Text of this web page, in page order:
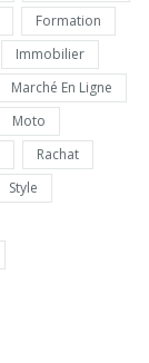
Formation
Immobilier
Marché En Ligne
Moto
Rachat
Style